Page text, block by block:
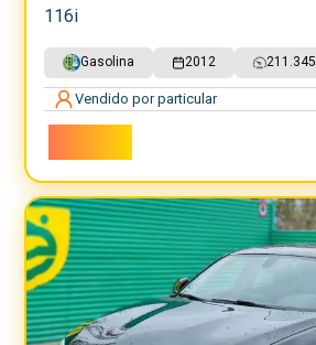
116i
Gasolina 2012 211.345
Vendido por particular